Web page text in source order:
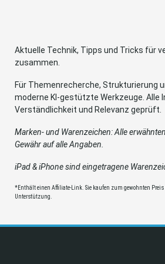
Aktuelle Technik, Tipps und Tricks für
zusammen.
Für Themenrecherche, Strukturierung
moderne KI-gestützte Werkzeuge.
Verständlichkeit und Relevanz geprüft.
Marken- und Warenzeichen: Alle
Gewähr auf alle Angaben.
iPad & iPhone sind eingetragene
*Enthält einen Affiliate-Link. Sie kaufen zum gewohnten
Unterstützung.